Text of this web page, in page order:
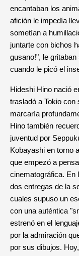
encantaban los
afición le impedía
sometían a
juntarte con bichos
gusano!", le
cuando le picó el
Hideshi Hino nació
trasladó a Tokio con
marcaría
Hino también
juventud por
Kobayashi en torno
que empezó a
cinematográfica. En
dos entregas de la
cuales supuso un
con una auténtica
estrenó en el
por la admiración
por sus dibujos.